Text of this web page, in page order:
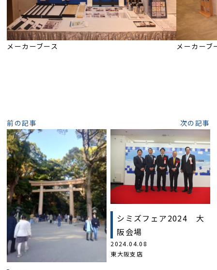
メーカーブース メーカーブ
前の記事 次の記事
シミズフェア2024 大
阪会場
2024.04.08
東大阪支店